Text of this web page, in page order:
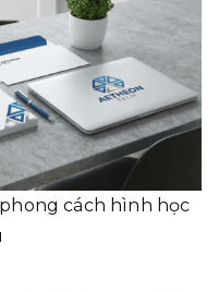
cách hình học